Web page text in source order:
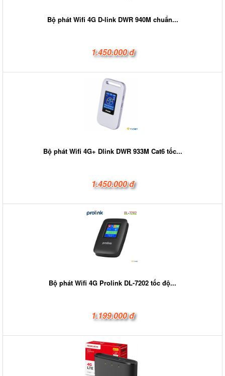
Bộ phát Wifi 4G D-link DWR 940M chuẩn...
1.450.000 đ
Bộ phát Wifi 4G+ Dlink DWR 933M Cat6 tốc...
1.450.000 đ
Bộ phát Wifi 4G Prolink DL-7202 tốc độ...
1.199.000 đ